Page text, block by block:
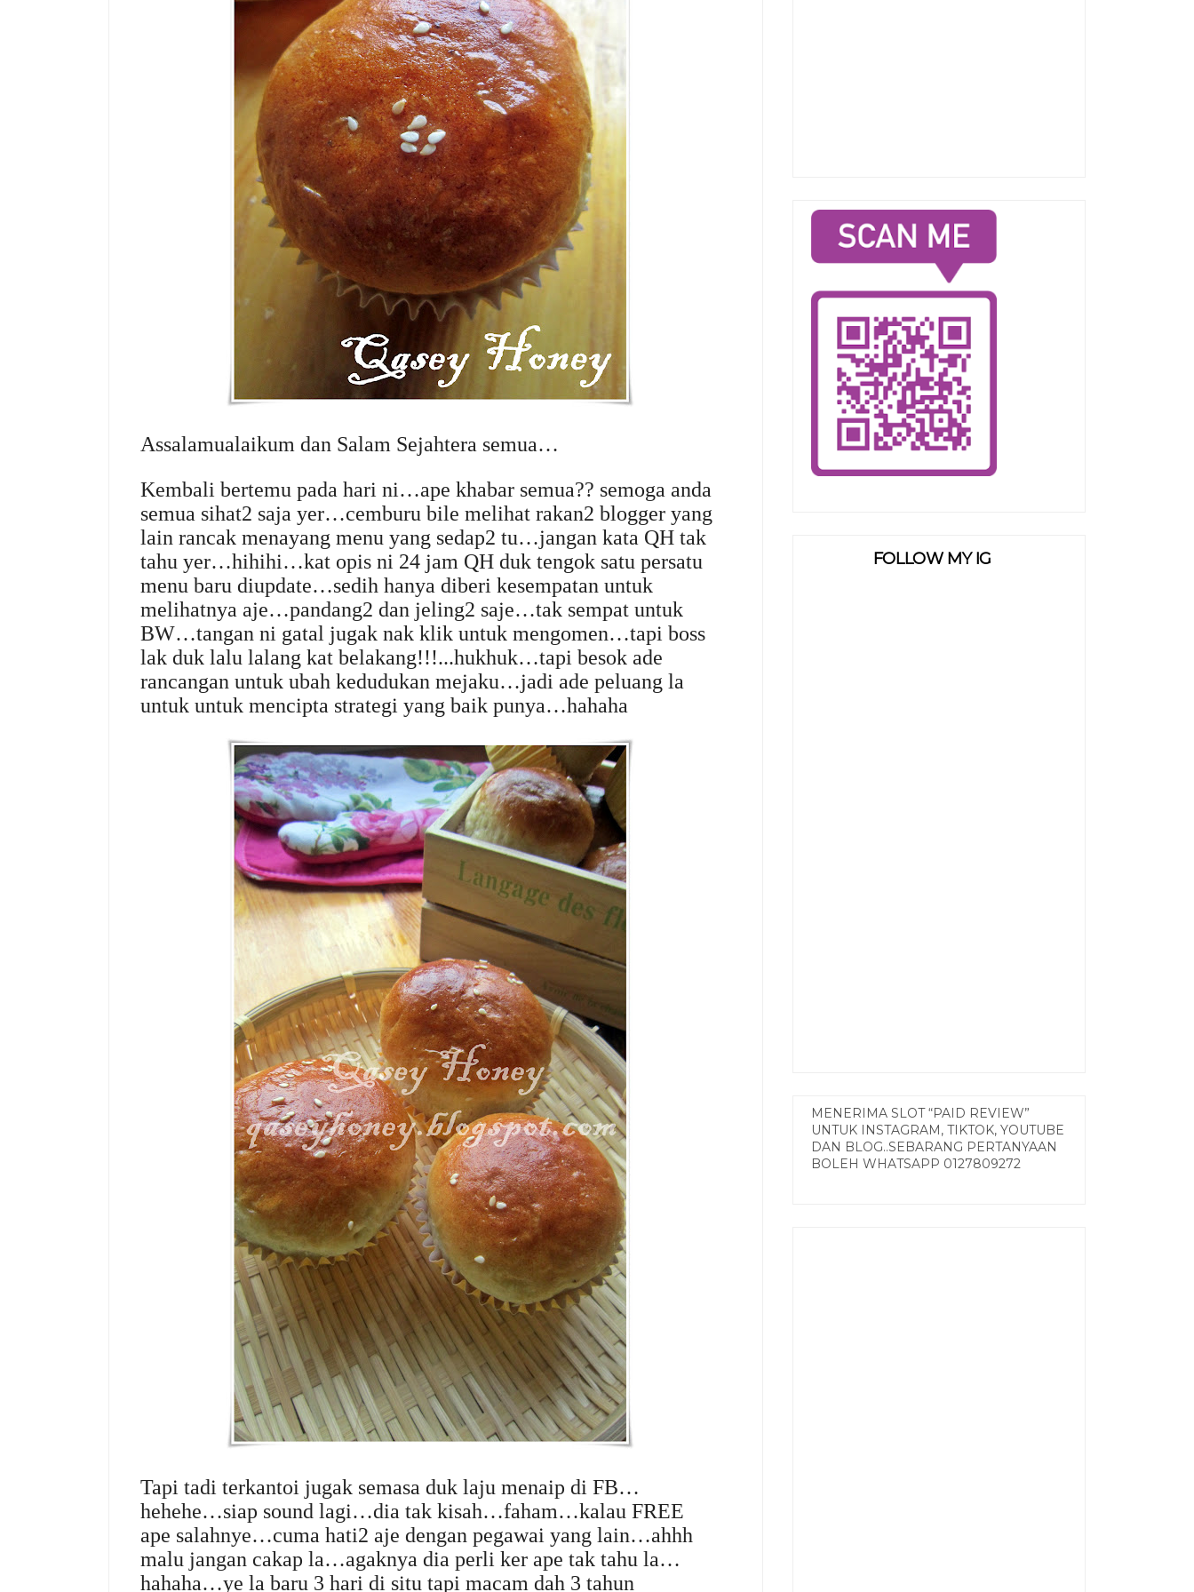
Assalamualaikum dan Salam Sejahtera semua…
Kembali bertemu pada hari ni…ape khabar semua?? semoga anda
semua sihat2 saja yer…cemburu bile melihat rakan2 blogger yang
lain rancak menayang menu yang sedap2 tu…jangan kata QH tak
tahu yer…hihihi…kat opis ni 24 jam QH duk tengok satu persatu
menu baru diupdate…sedih hanya diberi kesempatan untuk
melihatnya aje…pandang2 dan jeling2 saje…tak sempat untuk
BW…tangan ni gatal jugak nak klik untuk mengomen…tapi boss
lak duk lalu lalang kat belakang!!!...hukhuk…tapi besok ade
rancangan untuk ubah kedudukan mejaku…jadi ade peluang la
untuk untuk mencipta strategi yang baik punya…hahaha
Tapi tadi terkantoi jugak semasa duk laju menaip di FB…
hehehe…siap sound lagi…dia tak kisah…faham…kalau FREE
ape salahnye…cuma hati2 aje dengan pegawai yang lain…ahhh
malu jangan cakap la…agaknya dia perli ker ape tak tahu la…
hahaha…ye la baru 3 hari di situ tapi macam dah 3 tahun
FOLLOW MY IG
MENERIMA SLOT “PAID REVIEW”
UNTUK INSTAGRAM, TIKTOK, YOUTUBE
DAN BLOG..SEBARANG PERTANYAAN
BOLEH WHATSAPP 0127809272